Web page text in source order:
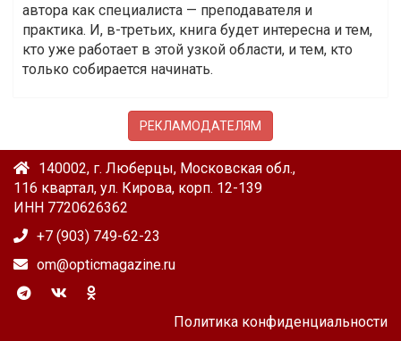
автора как специалиста — преподавателя и
практика. И, в-третьих, книга будет интересна и тем,
кто уже работает в этой узкой области, и тем, кто
только собирается начинать.
РЕКЛАМОДАТЕЛЯМ
140002, г. Люберцы, Московская обл.,
116 квартал, ул. Кирова, корп. 12-139
ИНН 7720626362
+7 (903) 749-62-23
om@opticmagazine.ru
Политика конфиденциальности